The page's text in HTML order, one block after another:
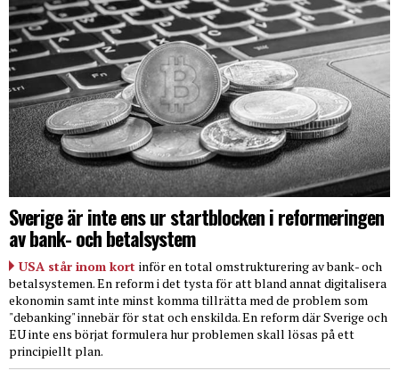
Sverige är inte ens ur startblocken i reformeringen
av bank- och betalsystem
USA står inom kort inför en total omstrukturering av bank- och
betalsystemen. En reform i det tysta för att bland annat digitalisera
ekonomin samt inte minst komma tillrätta med de problem som
"debanking" innebär för stat och enskilda. En reform där Sverige och
EU inte ens börjat formulera hur problemen skall lösas på ett
principiellt plan.